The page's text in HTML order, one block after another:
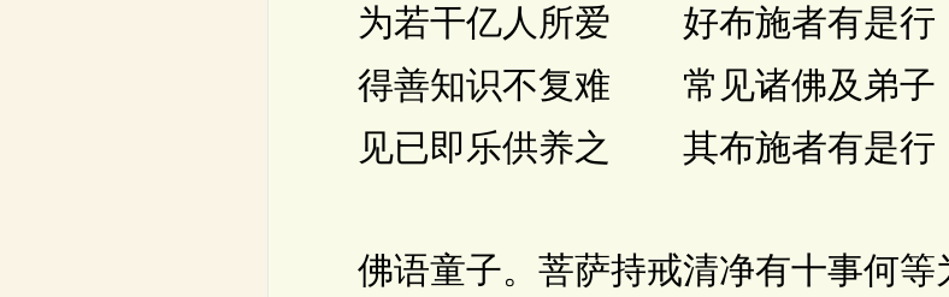
为若干亿人所爱 好布施者有是行
得善知识不复难 常见诸佛及弟子
见已即乐供养之 其布施者有是行
佛语童子。菩萨持戒清净有十事何等